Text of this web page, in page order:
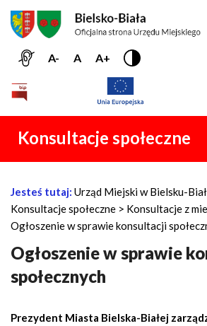
Przejdź do menu głównego
Przejdź do treści
Mapa serwisu
A- A A+
Konsultacje społeczne
Ś
c
i
e
ż
k
n
Jesteś tutaj: Urząd Miejski w Bielsku-
Konsultacje społeczne
Konsultacje z
Ogłoszenie w sprawie konsultacji
Ogłoszenie w sprawie
społecznych
Prezydent Miasta Bielska-Białej